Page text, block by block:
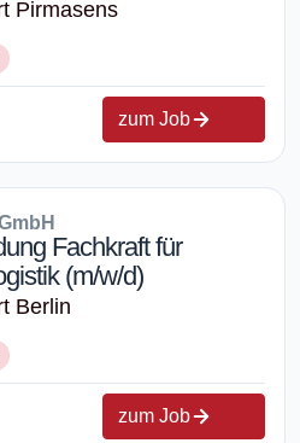
Pirmasens
zum Job
Fachkraft für
(m/w/d)
Berlin
zum Job